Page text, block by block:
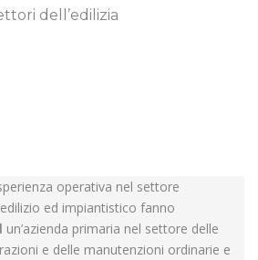
dell’edilizia
operativa nel settore
ed impiantistico fanno
un’azienda primaria nel settore delle
e delle manutenzioni ordinarie e